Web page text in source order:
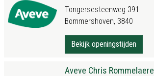
Tongersesteenweg 391
Bommershoven, 3840
Bekijk openingstijden
Aveve Chris Rommelaere